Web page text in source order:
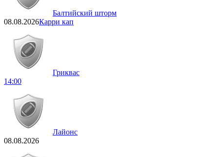
Балтийский шторм
08.08.2026Карри кап
Гриквас
14:00
Лайонс
08.08.2026